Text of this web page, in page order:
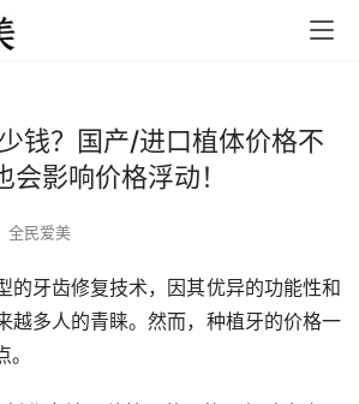
钱？国产/进口植体价格不
影响价格浮动！
全民爱美
的牙齿修复技术，因其优异的功能性和
越多人的青睐。然而，种植牙的价格一